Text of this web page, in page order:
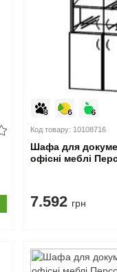
Код товару: 10108716
Шафа для
офісні меблі
7.592 грн